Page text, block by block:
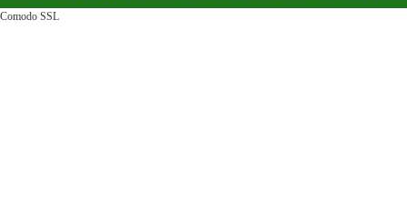
Comodo SSL